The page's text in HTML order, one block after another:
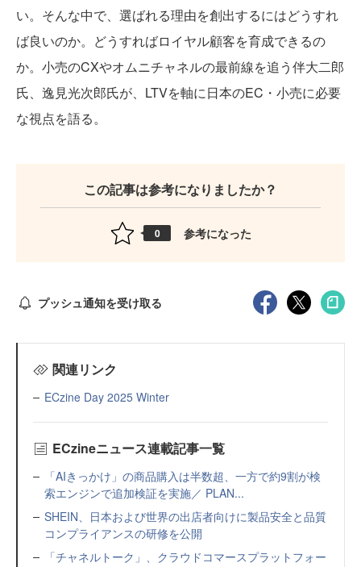
い。そんな中で、選ばれる理由を創出するにはどうすれ
ば良いのか。どうすればロイヤル顧客を育成できるの
か。小売のCXやオムニチャネルの最前線を追う伴大二郎
氏、逸見光次郎氏が、LTVを軸に日本のEC・小売に必要
な視点を語る。
この記事は参考になりましたか？
0 参考になった
プッシュ通知を受け取る
関連リンク
ECzine Day 2025 Winter
ECzineニュース連載記事一覧
「AIきっかけ」の商品購入は半数超、一方で約9割が検
索エンジンで追加検証を実施／ PLAN...
SHEIN、日本および世界の出店者向けに製品安全と品質
コンプライアンスの研修を公開
「チャネルトーク」、クラウドコマースプラットフォー